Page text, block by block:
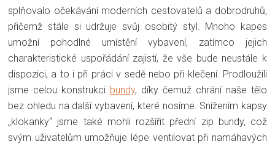
splňovalo očekávání moderních cestovatelů a dobrodruhů,
přičemž stále si udržuje svůj osobitý styl. Mnoho kapes
umožní pohodlné umístění vybavení, zatímco jejich
charakteristické uspořádání zajistí, že vše bude neustále k
dispozici, a to i při práci v sedě nebo při klečení. Prodloužili
jsme celou konstrukci bundy, díky čemuž chrání naše tělo
bez ohledu na další vybavení, které nosíme. Snížením kapsy
„klokanky“ jsme také mohli rozšířit přední zip bundy, což
svým uživatelům umožňuje lépe ventilovat při namáhavých